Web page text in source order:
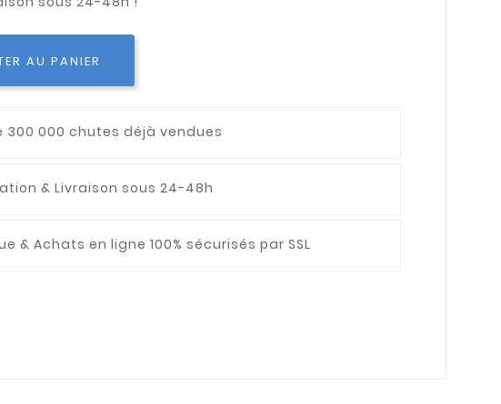
AU PANIER
300 000 chutes déjà vendues
& Livraison sous 24-48h
& Achats en ligne 100% sécurisés par SSL